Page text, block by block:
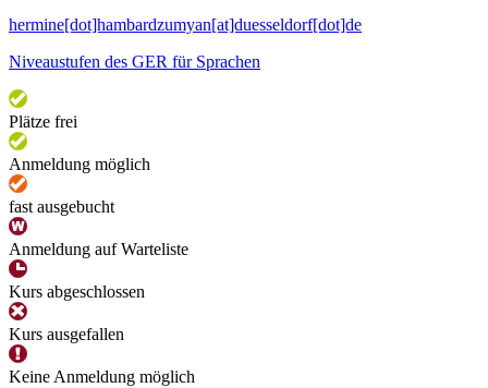
hermine[dot]hambardzumyan[at]duesseldorf[dot]de
Niveaustufen des GER für Sprachen
Plätze frei
Anmeldung möglich
fast ausgebucht
Anmeldung auf Warteliste
Kurs abgeschlossen
Kurs ausgefallen
Keine Anmeldung möglich